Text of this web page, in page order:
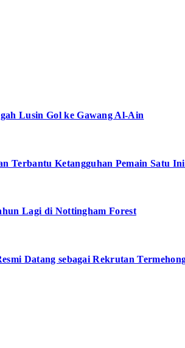
Lusin Gol ke Gawang Al-Ain
Terbantu Ketangguhan Pemain Satu
Lagi di Nottingham Forest
Datang sebagai Rekrutan